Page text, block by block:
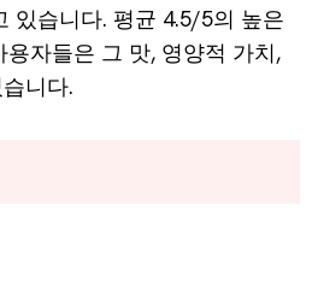
있습니다. 평균 4.5/5의 높은
자들은 그 맛, 영양적 가치,
니다.